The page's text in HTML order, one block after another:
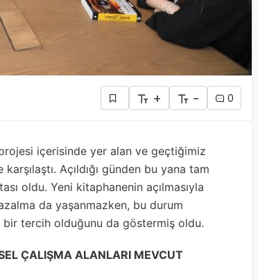
+ - 0
projesi içerisinde yer alan ve geçtiğimiz
Açıldığı günden bu yana tam
oldu. Yeni kitaphanenin açılmasıyla
da yaşanmazken, bu durum
tercih olduğunu da göstermiş oldu.
ÇALIŞMA ALANLARI MEVCUT